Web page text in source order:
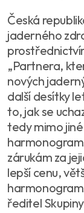
Česká
jaderného
„Partnera,
nových
další desítky
to, jak se
tedy mimo
zárukám za
lepší cenu,
ředitel